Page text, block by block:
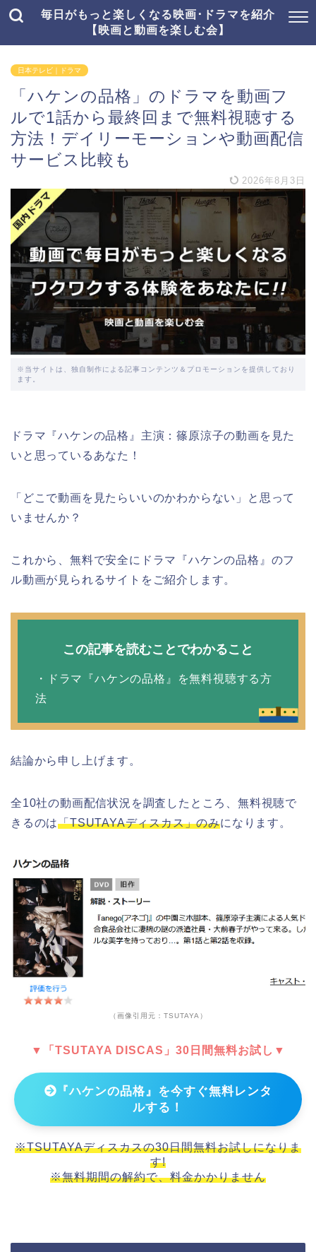
毎日がもっと楽しくなる映画･ドラマを紹介
【映画と動画を楽しむ会】
日本テレビ｜ドラマ
「ハケンの品格」のドラマを動画フ
ルで1話から最終回まで無料視聴する
方法！デイリーモーションや動画配信
サービス比較も
2026年8月3日
※当サイトは、独自制作による記事コンテンツ＆プロモーションを提供しており
ます。
ドラマ『ハケンの品格』主演：篠原涼子の動画を見た
いと思っているあなた！
「どこで動画を見たらいいのかわからない」と思って
いませんか？
これから、無料で安全にドラマ『ハケンの品格』のフ
ル動画が見られるサイトをご紹介します。
この記事を読むことでわかること
・ドラマ『ハケンの品格』を無料視聴する方
法
結論から申し上げます。
全10社の動画配信状況を調査したところ、無料視聴で
きるのは「TSUTAYAディスカス」のみになります。
（画像引用元：TSUTAYA）
▼「TSUTAYA DISCAS」30日間無料お試し▼
『ハケンの品格』を今すぐ無料レンタ
ルする！
※TSUTAYAディスカスの30日間無料お試しになりま
す!
※無料期間の解約で、料金かかりません